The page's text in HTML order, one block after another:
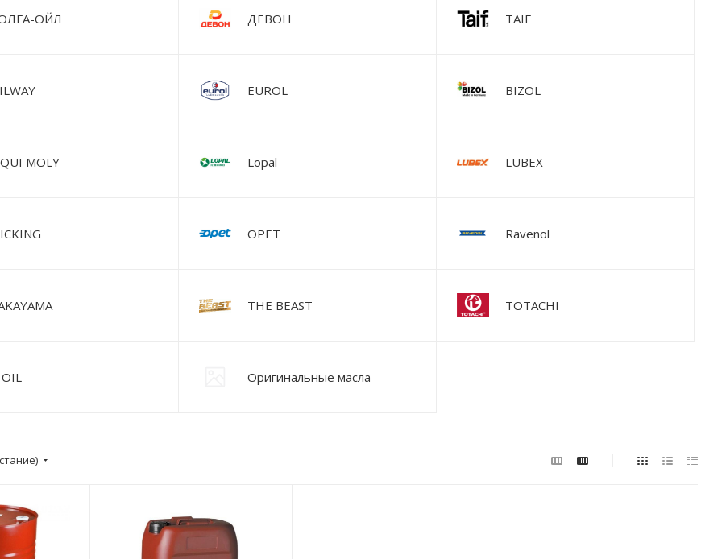
ОЙЛ ДЕВОН TAIF
EUROL BIZOL
MOLY Lopal LUBEX
OPET Ravenol
THE BEAST TOTACHI
Оригинальные масла